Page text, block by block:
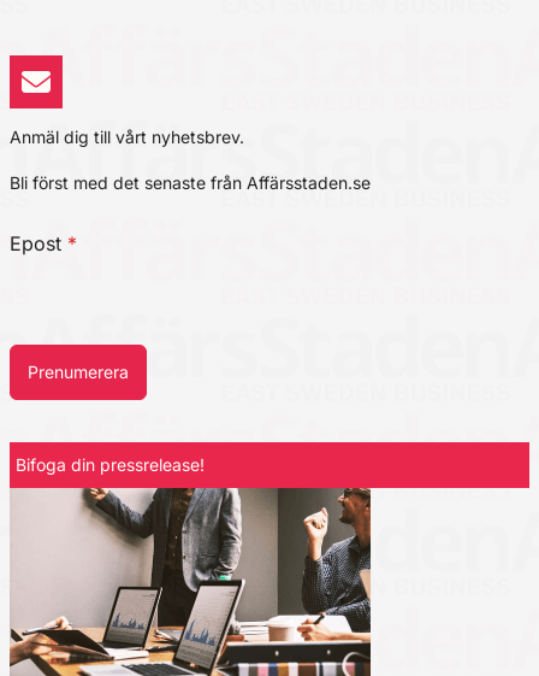
Anmäl dig till vårt nyhetsbrev.
Bli först med det senaste från Affärsstaden.se
Epost *
Prenumerera
Bifoga din pressrelease!